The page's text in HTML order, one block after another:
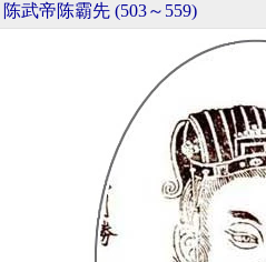
陈武帝陈霸先 (503～559)